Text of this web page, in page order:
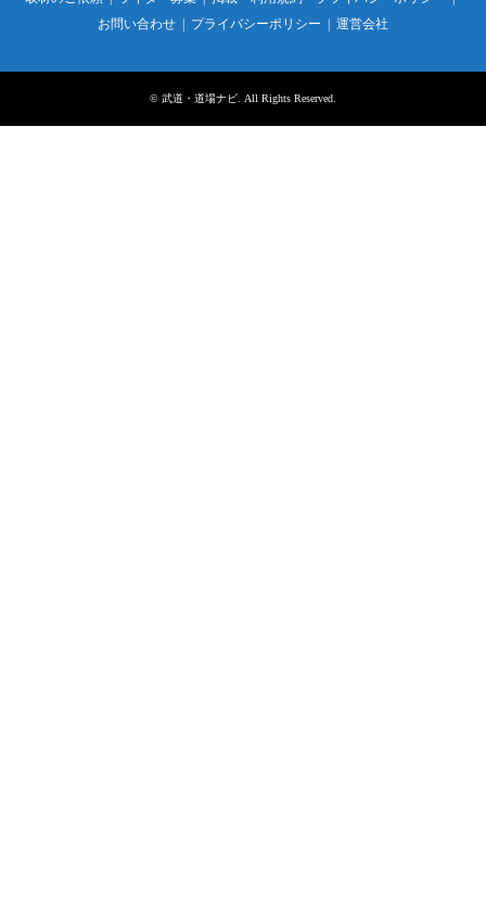
お問い合わせ
プライバシーポリシー 運営会社
© 武道・道場ナビ . All Rights Reserved.